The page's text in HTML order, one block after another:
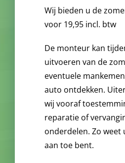
Wij bieden u de
voor 19,95 incl. btw
De monteur kan
uitvoeren van de
eventuele
auto ontdekken.
wij vooraf
reparatie of
onderdelen. Zo weet
aan toe bent.